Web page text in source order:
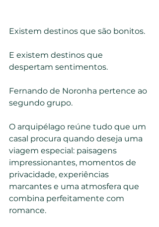
Existem destinos que são bonitos.
E existem destinos que
despertam sentimentos.
Fernando de Noronha pertence ao
segundo grupo.
O arquipélago reúne tudo que um
casal procura quando deseja uma
viagem especial: paisagens
impressionantes, momentos de
privacidade, experiências
marcantes e uma atmosfera que
combina perfeitamente com
romance.